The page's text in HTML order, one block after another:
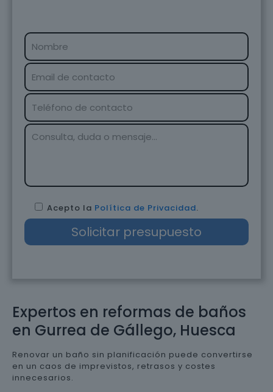
Expertos en reformas de baños
en Gurrea de Gállego, Huesca
Renovar un baño sin planificación puede convertirse
en un caos de imprevistos, retrasos y costes
innecesarios.
Acepto la Política de Privacidad.